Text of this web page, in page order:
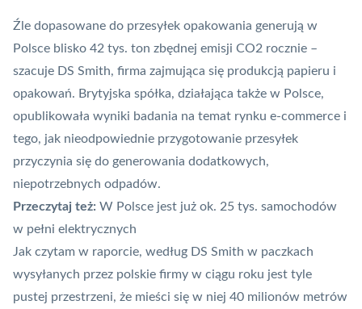
Źle dopasowane do przesyłek opakowania generują w
Polsce blisko 42 tys. ton zbędnej emisji CO2 rocznie –
szacuje DS Smith, firma zajmująca się produkcją papieru i
opakowań. Brytyjska spółka, działająca także w Polsce,
opublikowała wyniki badania na temat rynku e-commerce i
tego, jak nieodpowiednie przygotowanie przesyłek
przyczynia się do generowania dodatkowych,
niepotrzebnych odpadów.
Przeczytaj też: W Polsce jest już ok. 25 tys. samochodów
w pełni elektrycznych
Jak czytam w raporcie, według DS Smith w paczkach
wysyłanych przez polskie firmy w ciągu roku jest tyle
pustej przestrzeni, że mieści się w niej 40 milionów metrów